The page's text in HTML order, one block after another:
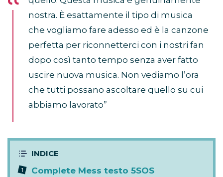
nostra. È esattamente il tipo di musica
che vogliamo fare adesso ed è la canzone
perfetta per riconnetterci con i nostri fan
dopo così tanto tempo senza aver fatto
uscire nuova musica. Non vediamo l’ora
che tutti possano ascoltare quello su cui
abbiamo lavorato”
Complete Mess testo 5SOS